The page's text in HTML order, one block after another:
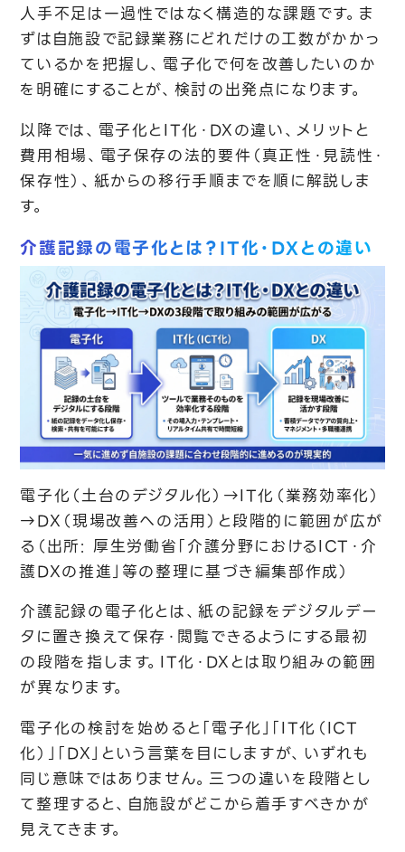
人手不足は一過性ではなく構造的な課題です。ま
ずは自施設で記録業務にどれだけの工数がかかっ
ているかを把握し、電子化で何を改善したいのか
を明確にすることが、検討の出発点になります。
以降では、電子化とIT化・DXの違い、メリットと
費用相場、電子保存の法的要件（真正性・見読性・
保存性）、紙からの移行手順までを順に解説しま
す。
介護記録の電子化とは？IT化・DXとの違い
電子化（土台のデジタル化）→IT化（業務効率化）
→DX（現場改善への活用）と段階的に範囲が広が
る（出所: 厚生労働省「介護分野におけるICT・介
護DXの推進」等の整理に基づき編集部作成）
介護記録の電子化とは、紙の記録をデジタルデー
タに置き換えて保存・閲覧できるようにする最初
の段階を指します。IT化・DXとは取り組みの範囲
が異なります。
電子化の検討を始めると「電子化」「IT化（ICT
化）」「DX」という言葉を目にしますが、いずれも
同じ意味ではありません。三つの違いを段階とし
て整理すると、自施設がどこから着手すべきかが
見えてきます。